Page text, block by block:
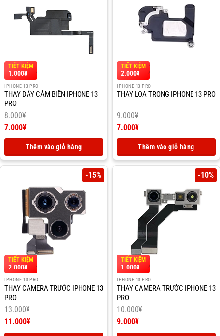
TIẾT KIỆM
1.000¥
IPHONE 13 PRO
THAY DÂY CẢM BIẾN IPHONE 13
PRO
8.000¥
Giá
8.000¥.
7.000¥
tại
là:
Thêm vào giỏ hàng
TIẾT KIỆM
2.000¥
IPHONE 13 PRO
THAY LOA TRONG IPHONE 13 PRO
9.000¥
Giá
9.000¥.
7.000¥
tại
là:
Thêm vào giỏ hàng
-15%
TIẾT KIỆM
2.000¥
IPHONE 13 PRO
THAY CAMERA TRƯỚC IPHONE 13
PRO
13.000¥
Giá
11.000¥
-10%
TIẾT KIỆM
1.000¥
IPHONE 13 PRO
THAY CAMERA TRƯỚC IPHONE 13
PRO
10.000¥
Giá
9.000¥